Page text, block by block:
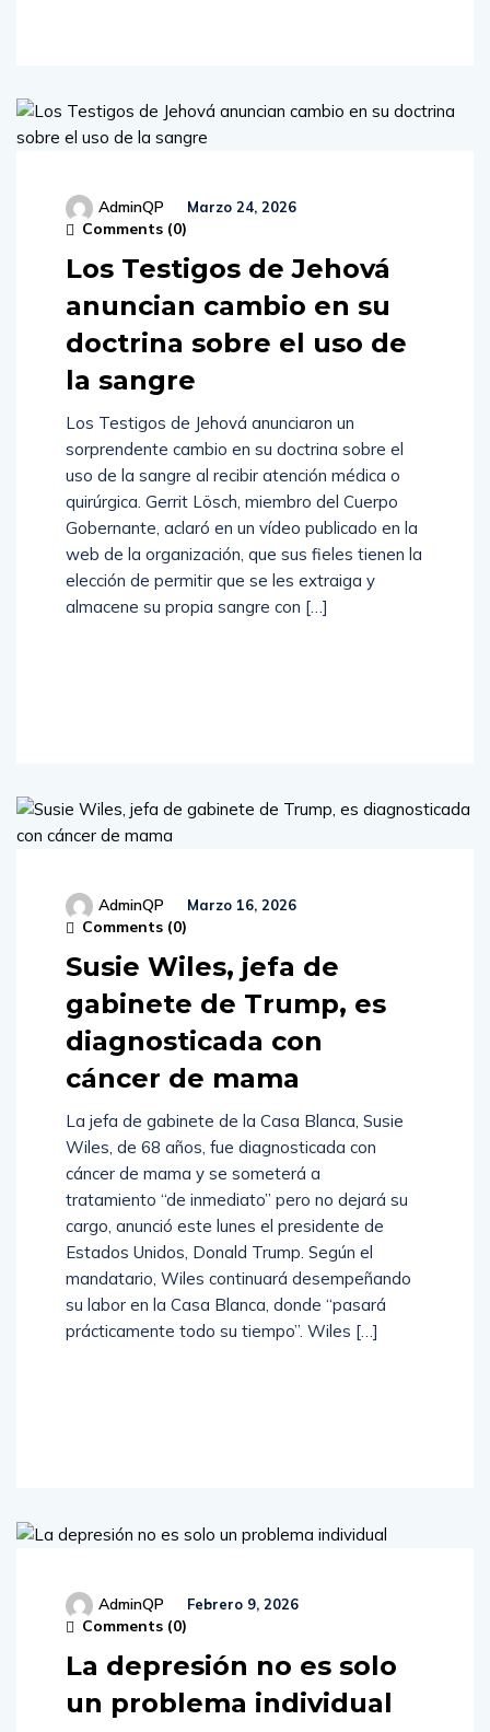
AdminQP Marzo 24, 2026
Comments (0)
Los Testigos de Jehová
anuncian cambio en su
doctrina sobre el uso de
la sangre
Los Testigos de Jehová anunciaron un
sorprendente cambio en su doctrina sobre el
uso de la sangre al recibir atención médica o
quirúrgica. Gerrit Lösch, miembro del Cuerpo
Gobernante, aclaró en un vídeo publicado en la
web de la organización, que sus fieles tienen la
elección de permitir que se les extraiga y
almacene su propia sangre con […]
AdminQP Marzo 16, 2026
Comments (0)
Susie Wiles, jefa de
gabinete de Trump, es
diagnosticada con
cáncer de mama
La jefa de gabinete de la Casa Blanca, Susie
Wiles, de 68 años, fue diagnosticada con
cáncer de mama y se someterá a
tratamiento “de inmediato” pero no dejará su
cargo, anunció este lunes el presidente de
Estados Unidos, Donald Trump. Según el
mandatario, Wiles continuará desempeñando
su labor en la Casa Blanca, donde “pasará
prácticamente todo su tiempo”. Wiles […]
AdminQP Febrero 9, 2026
Comments (0)
La depresión no es solo
un problema individual